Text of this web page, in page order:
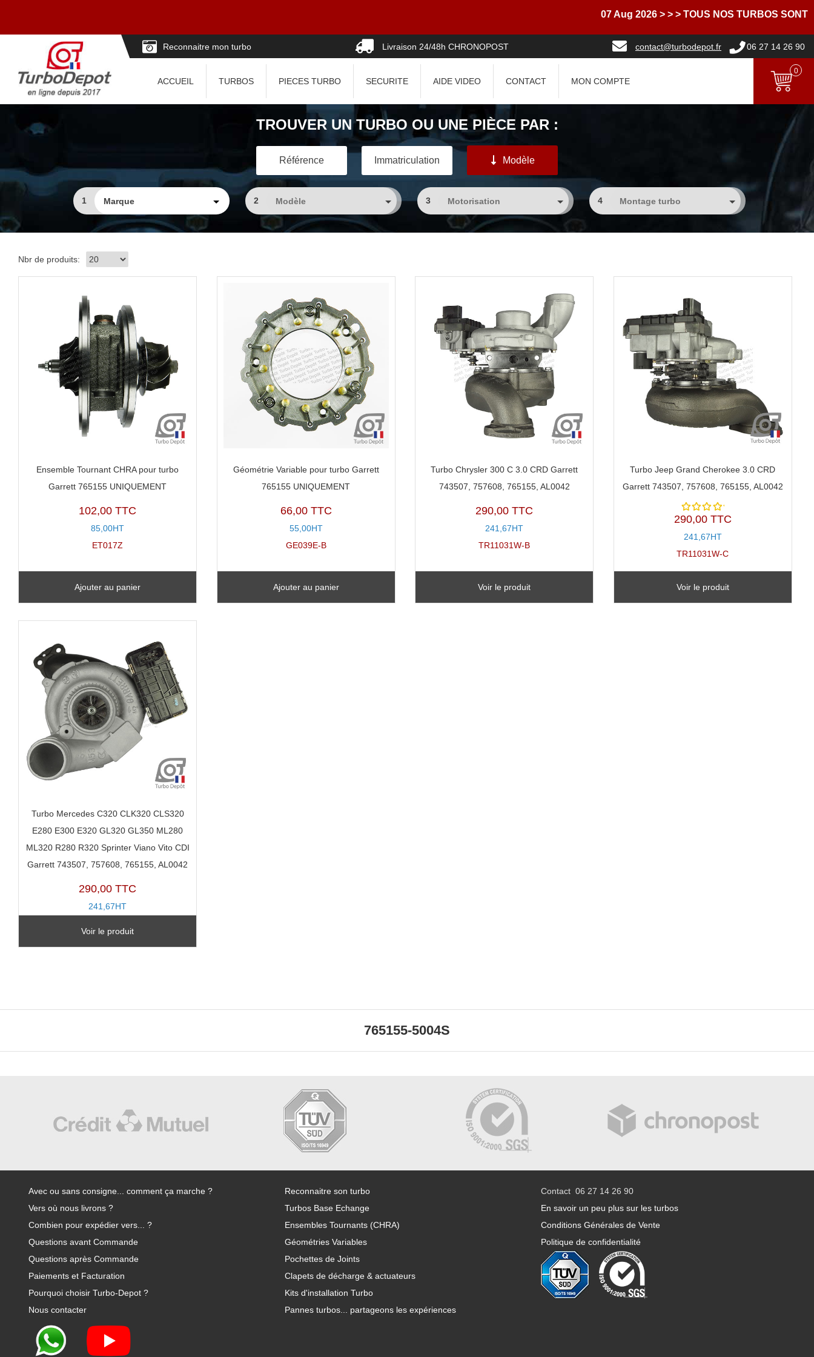
07 Aug 2026 > > > TOUS NOS TURBOS SONT
Reconnaitre mon turbo Livraison 24/48h CHRONOPOST contact@turbodepot.fr 06 27 14 26 90
ACCUEIL TURBOS PIECES TURBO SECURITE AIDE VIDEO CONTACT MON COMPTE
0
TROUVER UN TURBO OU UNE PIÈCE PAR :
Référence Immatriculation Modèle
1 2 3 4
Nbr de produits:
Ensemble Tournant CHRA pour turbo
Garrett 765155 UNIQUEMENT
102,00 TTC
85,00HT
ET017Z
Ajouter au panier
Géométrie Variable pour turbo Garrett
765155 UNIQUEMENT
66,00 TTC
55,00HT
GE039E-B
Ajouter au panier
Turbo Chrysler 300 C 3.0 CRD Garrett
743507, 757608, 765155, AL0042
290,00 TTC
241,67HT
TR11031W-B
Voir le produit
Turbo Jeep Grand Cherokee 3.0 CRD
Garrett 743507, 757608, 765155, AL0042
Note
5
290,00 TTC
241,67HT
TR11031W-C
Voir le produit
Turbo Mercedes C320 CLK320 CLS320
E280 E300 E320 GL320 GL350 ML280
ML320 R280 R320 Sprinter Viano Vito CDI
Garrett 743507, 757608, 765155, AL0042
290,00 TTC
241,67HT
Voir le produit
765155-5004S
Avec ou sans consigne... comment ça marche ?
Vers où nous livrons ?
Combien pour expédier vers... ?
Questions avant Commande
Questions après Commande
Paiements et Facturation
Pourquoi choisir Turbo-Depot ?
Nous contacter
Reconnaitre son turbo
Turbos Base Echange
Ensembles Tournants (CHRA)
Géométries Variables
Pochettes de Joints
Clapets de décharge & actuateurs
Kits d'installation Turbo
Pannes turbos... partageons les expériences
Contact 06 27 14 26 90
En savoir un peu plus sur les turbos
Conditions Générales de Vente
Politique de confidentialité